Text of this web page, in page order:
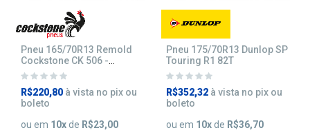
Pneu 165/70R13 Remold
Cockstone CK 506 -
Inmetro
R$220,80 à vista no pix ou
boleto
ou em 10x de R$23,00
Pneu 175/70R13 Dunlop SP
Touring R1 82T
R$352,32 à vista no pix ou
boleto
ou em 10xde R$36,70